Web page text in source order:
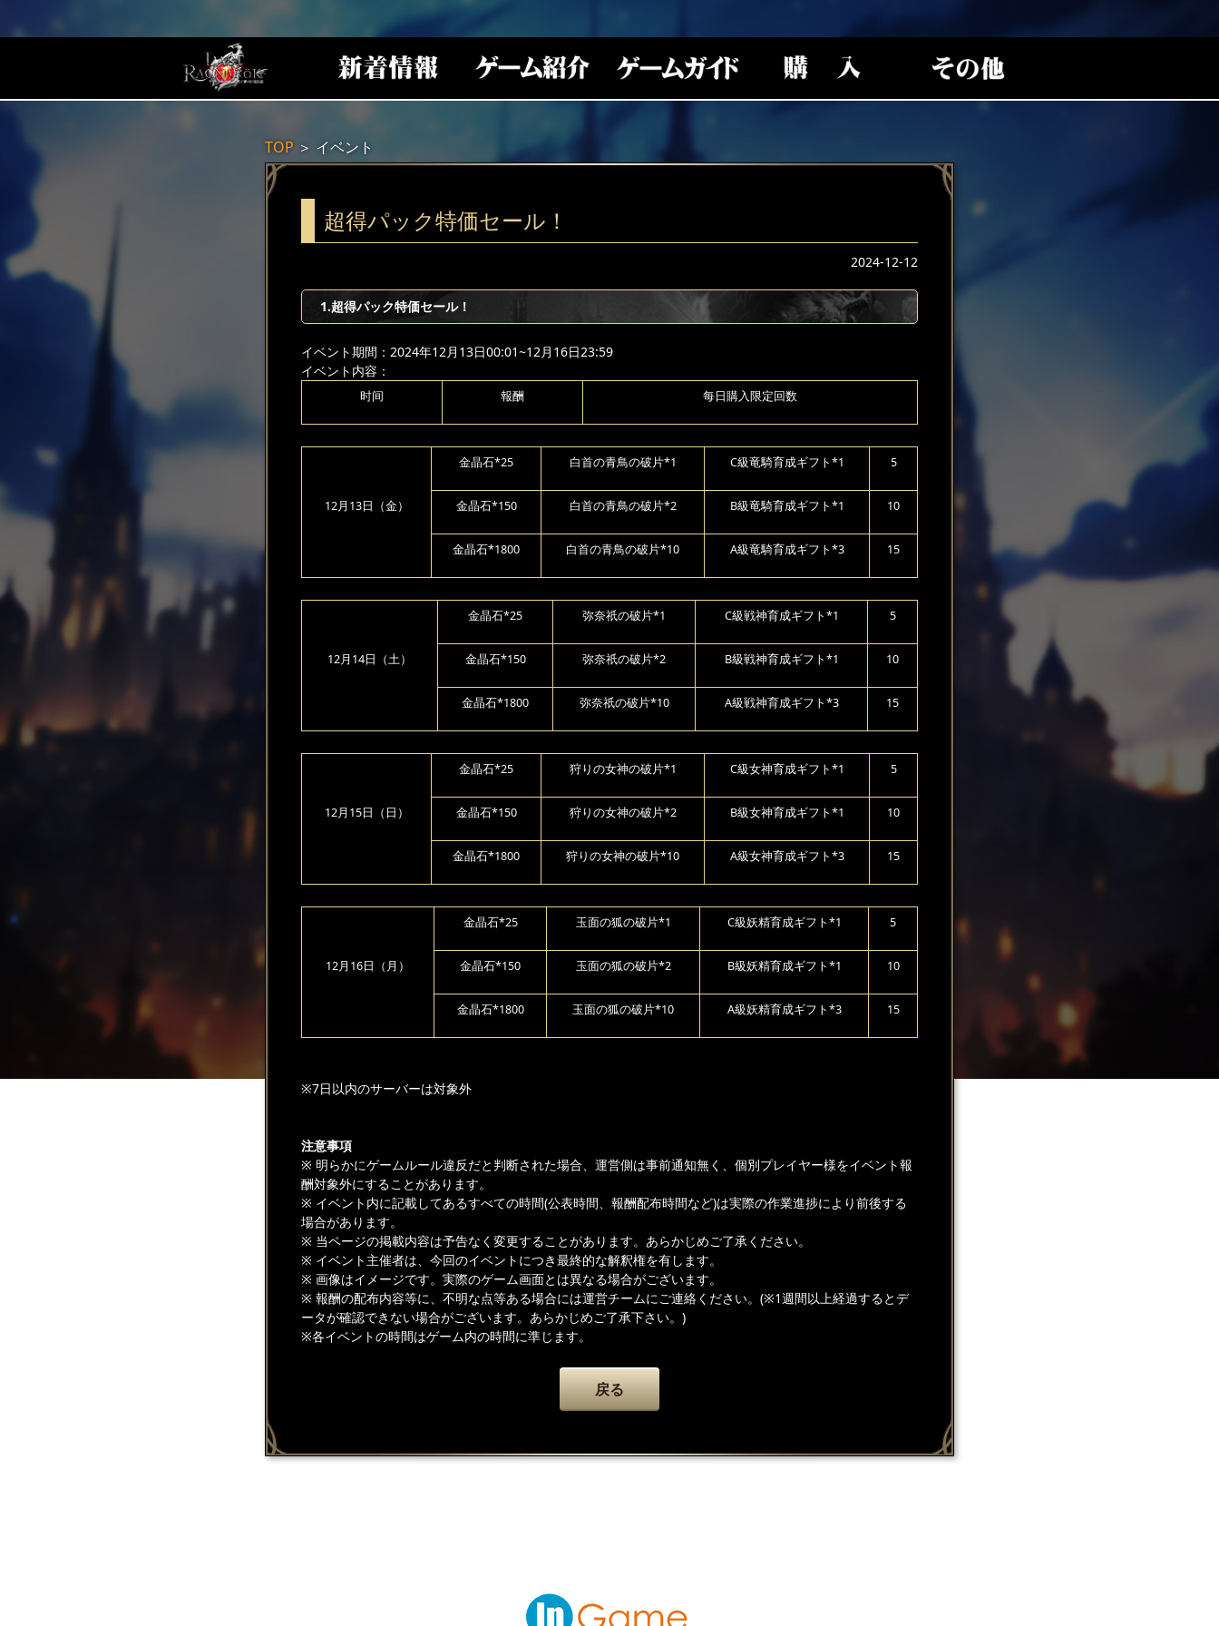
TOP ＞ イベント
超得パック特価セール！
2024-12-12
1.超得パック特価セール！
イベント期間：2024年12月13日00:01~12月16日23:59
イベント内容：
时间 報酬 每日購入限定回数
12月13日（金）
金晶石*25 白首の青鳥の破片*1 C級竜騎育成ギフト*1 5
金晶石*150 白首の青鳥の破片*2 B級竜騎育成ギフト*1 10
金晶石*1800 白首の青鳥の破片*10 A級竜騎育成ギフト*3 15
12月14日（土）
金晶石*25 弥奈祇の破片*1 C級戦神育成ギフト*1 5
金晶石*150 弥奈祇の破片*2 B級戦神育成ギフト*1 10
金晶石*1800 弥奈祇の破片*10 A級戦神育成ギフト*3 15
12月15日（日）
金晶石*25 狩りの女神の破片*1 C級女神育成ギフト*1 5
金晶石*150 狩りの女神の破片*2 B級女神育成ギフト*1 10
金晶石*1800 狩りの女神の破片*10 A級女神育成ギフト*3 15
12月16日（月）
金晶石*25 玉面の狐の破片*1 C級妖精育成ギフト*1 5
金晶石*150 玉面の狐の破片*2 B級妖精育成ギフト*1 10
金晶石*1800 玉面の狐の破片*10 A級妖精育成ギフト*3 15
※7日以内のサーバーは対象外
注意事項
※ 明らかにゲームルール違反だと判断された場合、運営側は事前通知無く、個別プレイヤー様をイベント報
酬対象外にすることがあります。
※ イベント内に記載してあるすべての時間(公表時間、報酬配布時間など)は実際の作業進捗により前後する
場合があります。
※ 当ページの掲載内容は予告なく変更することがあります。あらかじめご了承ください。
※ イベント主催者は、今回のイベントにつき最終的な解釈権を有します。
※ 画像はイメージです。実際のゲーム画面とは異なる場合がございます。
※ 報酬の配布内容等に、不明な点等ある場合には運営チームにご連絡ください。(※1週間以上経過するとデ
ータが確認できない場合がございます。あらかじめご了承下さい。)
※各イベントの時間はゲーム内の時間に準じます。
戻る